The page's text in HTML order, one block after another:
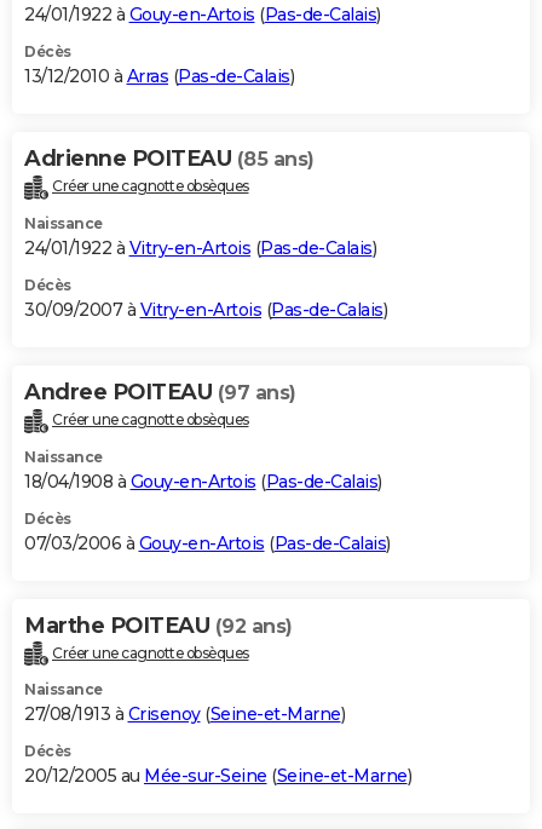
24/01/1922 à Gouy-en-Artois (Pas-de-Calais)
Décès
13/12/2010 à Arras (Pas-de-Calais)
Adrienne POITEAU (85 ans)
Créer une cagnotte obsèques
Naissance
24/01/1922 à Vitry-en-Artois (Pas-de-Calais)
Décès
30/09/2007 à Vitry-en-Artois (Pas-de-Calais)
Andree POITEAU (97 ans)
Créer une cagnotte obsèques
Naissance
18/04/1908 à Gouy-en-Artois (Pas-de-Calais)
Décès
07/03/2006 à Gouy-en-Artois (Pas-de-Calais)
Marthe POITEAU (92 ans)
Créer une cagnotte obsèques
Naissance
27/08/1913 à Crisenoy(Seine-et-Marne)
Décès
20/12/2005 au Mée-sur-Seine (Seine-et-Marne)